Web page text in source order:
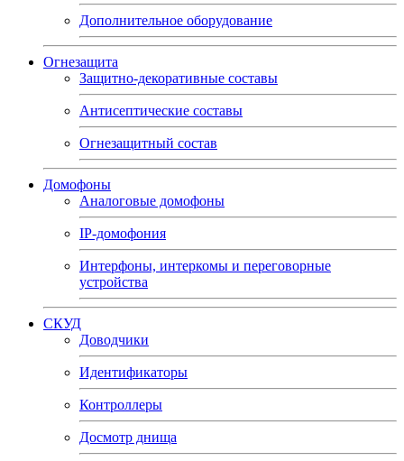
Дополнительное оборудование
Огнезащита
Защитно-декоративные составы
Антисептические составы
Огнезащитный состав
Домофоны
Аналоговые домофоны
IP-домофония
Интерфоны, интеркомы и переговорные
устройства
СКУД
Доводчики
Идентификаторы
Контроллеры
Досмотр днища